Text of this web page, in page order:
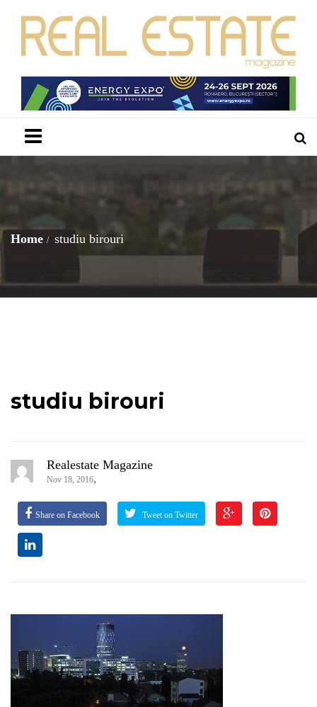
Home studiu birouri
studiu birouri
Realestate Magazine
Nov 18, 2016,
Share on Facebook Tweet on Twitter